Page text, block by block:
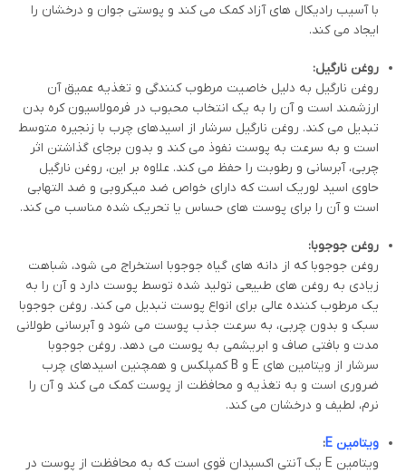
با آسیب رادیکال های آزاد کمک می کند و پوستی جوان و درخشان را
ایجاد می کند.
روغن نارگیل:
روغن نارگیل به دلیل خاصیت مرطوب کنندگی و تغذیه عمیق آن
ارزشمند است و آن را به یک انتخاب محبوب در فرمولاسیون کره بدن
تبدیل می کند. روغن نارگیل سرشار از اسیدهای چرب با زنجیره متوسط
است و به سرعت به پوست نفوذ می کند و بدون برجای گذاشتن اثر
چربی، آبرسانی و رطوبت را حفظ می کند. علاوه بر این، روغن نارگیل
حاوی اسید لوریک است که دارای خواص ضد میکروبی و ضد التهابی
است و آن را برای پوست های حساس یا تحریک شده مناسب می کند.
روغن جوجوبا:
روغن جوجوبا که از دانه های گیاه جوجوبا استخراج می شود، شباهت
زیادی به روغن های طبیعی تولید شده توسط پوست دارد و آن را به
یک مرطوب کننده عالی برای انواع پوست تبدیل می کند. روغن جوجوبا
سبک و بدون چربی، به سرعت جذب پوست می شود و آبرسانی طولانی
مدت و بافتی صاف و ابریشمی به پوست می دهد. روغن جوجوبا
سرشار از ویتامین های E و B کمپلکس و همچنین اسیدهای چرب
ضروری است و به تغذیه و محافظت از پوست کمک می کند و آن را
نرم، لطیف و درخشان می کند.
ویتامین E
:
ویتامین E یک آنتی اکسیدان قوی است که به محافظت از پوست در